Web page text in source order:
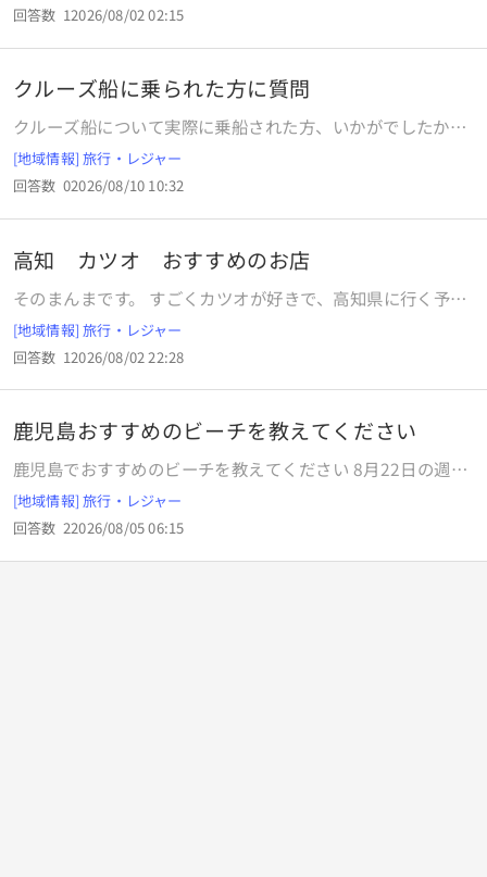
あるみたいでインドネシア料理を皿に盛り付け並べるビュッ
フェ式のライスターフェルって言うのがあったりしますが、
は辛い食べ物が好きな方や得意な方って多いのでしょうか？
回答数 12026/08/02 02:15
クルーズ船に乗られた方に質問
クルーズ船について実際に乗船された方、いかがでしたか？
食事をするのにかなりの時間並ばなくてはならない？聞いて
いない費用が発生するなどの声も聞いたりしますが実際はい
かがですか？ よろしくお願いします。
[地域情報] 旅行・レジャー
回答数 02026/08/10 10:32
高知 カツオ おすすめのお店
そのまんまです。 すごくカツオが好きで、高知県に行く予定
です。 高知市内と足摺岬方面でおすすめのお店ありません
か？ 予算5000円以内のお店を何店舗かいただけるとありが
たいです。 5，6切れでは満足できないくらい好きです。 カツ
オだけで腹を満たしたいくらい好きです。
[地域情報] 旅行・レジャー
回答数 12026/08/02 22:28
鹿児島おすすめのビーチを教えてください
鹿児島でおすすめのビーチを教えてください 8月22日の週に
鹿児島に行く予定です。 1日は海で泳ぎたいと思っているの
ですが、おすすめのビーチがあれば教えてください。 鹿児島
本土、種子島、屋久島に行きたいです。 いずれもレンタカー
移動を考えています。 またおすすめの宿泊地等も有れば是非
[地域情報] 旅行・レジャー
回答数 22026/08/05 06:15